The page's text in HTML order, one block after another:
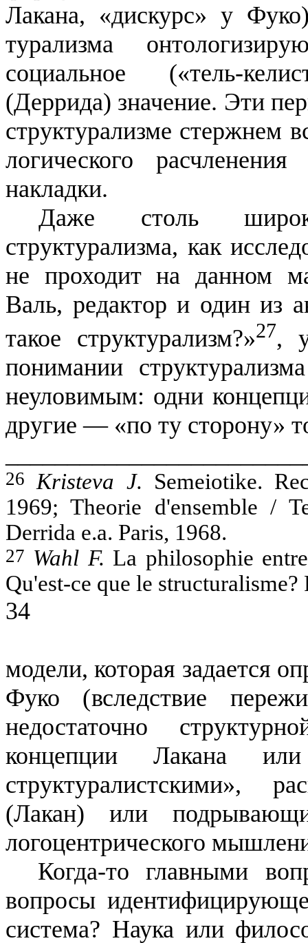
Лакана, «дискурс» у
турализма
социальное («тель-
(Деррида) значение. Эти
структурализме стержнем
логического
накладки.
Даже столь
структурализма, как
не проходит на дан­ном
Валь, редактор и один из
такое структурализм?»27,
понимании
неуловимым: одни
другие — «по ту сторону»
26 Kristeva J. Semeiotike.
1969;Theorie d'ensemble /
Derrida e.a. Paris, 1968.
27 Wahl F. La philosophie entre
Qu'est-ce que le structuralisme?
34
модели, которая задается
Фуко (вследствие
недоста­точно
концепции Лакана
структуралистскими»,
(Лакан) или
логоцентрического
Когда-то главными
вопросы
система? Наука или